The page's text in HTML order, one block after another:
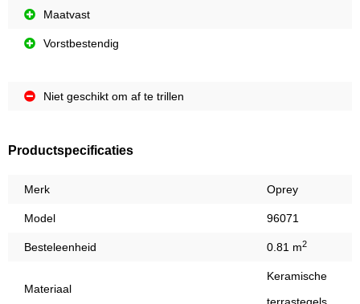
Maatvast
Vorstbestendig
Niet geschikt om af te trillen
Productspecificaties
Merk Oprey
Model 96071
Besteleenheid 0.81 m2
Materiaal
Keramische